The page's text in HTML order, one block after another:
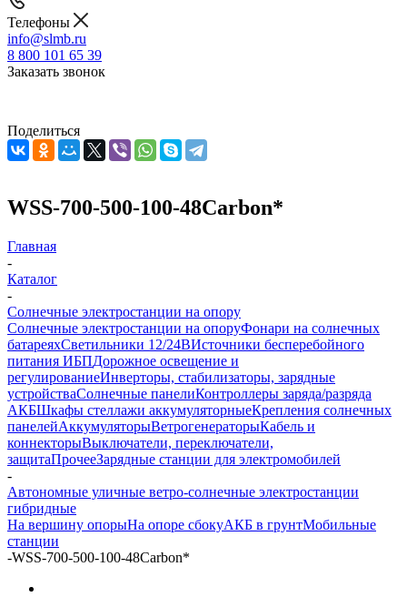
Телефоны
info@slmb.ru
8 800 101 65 39
Заказать звонок
Поделиться
WSS-700-500-100-48Carbon*
Главная
-
Каталог
-
Солнечные электростанции на опору
Солнечные электростанции на опоруФонари на солнечных
батареяхСветильники 12/24ВИсточники бесперебойного
питания ИБПДорожное освещение и
регулированиеИнверторы, стабилизаторы, зарядные
устройстваСолнечные панелиКонтроллеры заряда/разряда
АКБШкафы стеллажи аккумуляторныеКрепления солнечных
панелейАккумуляторыВетрогенераторыКабель и
коннекторыВыключатели, переключатели,
защитаПрочееЗарядные станции для электромобилей
-
Автономные уличные ветро-солнечные электростанции
гибридные
На вершину опорыНа опоре сбокуАКБ в грунтМобильные
станции
-WSS-700-500-100-48Carbon*